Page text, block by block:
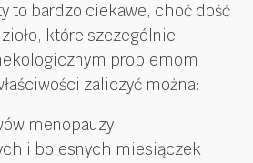
to bardzo ciekawe, choć dość
które szczególnie
problemom
zaliczyć można:
menopauzy
i bolesnych miesiączek